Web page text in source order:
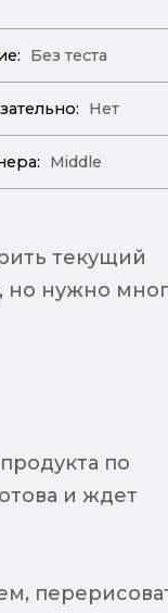
Без теста
Нет
Middle
текущий
но нужно
по
и ждет